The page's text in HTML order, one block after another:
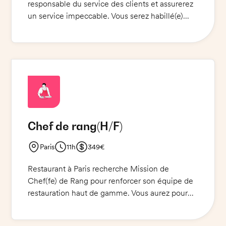
responsable du service des clients et assurerez
un service impeccable. Vous serez habillé(e)
chaussures de ville noires. Vous serez là pour
sont satisfaits.
Chef de rang(H/F)
Paris 11h 349€
Restaurant à Paris recherche Mission de
Chef(fe) de Rang pour renforcer son équipe de
restauration haut de gamme. Vous aurez pour
mettre en valeur notre cuisine végétale et